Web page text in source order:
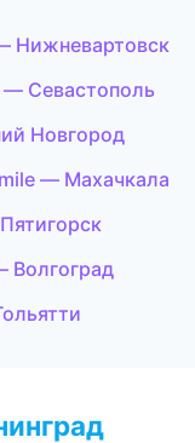
Нижневартовск
Севастополь
Новгород
— Махачкала
Волгоград